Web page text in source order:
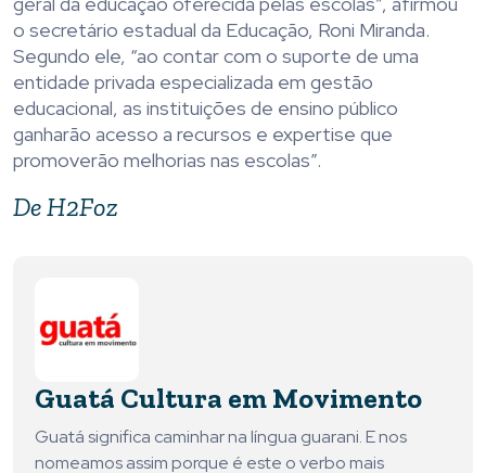
o secretário estadual da Educação, Roni Miranda.
Segundo ele, “ao contar com o suporte de uma
entidade privada especializada em gestão
educacional, as instituições de ensino público
ganharão acesso a recursos e expertise que
promoverão melhorias nas escolas”.
De H2Foz
Guatá Cultura em Movimento
Guatá significa caminhar na língua guarani. E nos
nomeamos assim porque é este o verbo mais